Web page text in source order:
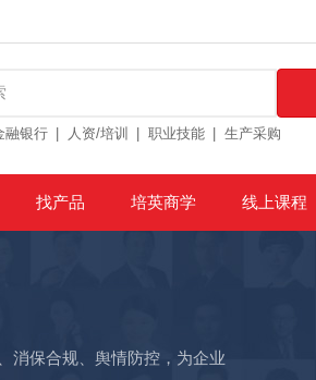
融银行 人资/培训 职业技能 生产采购
找产品 培英商学 线上课程
消保合规、舆情防控，为企业